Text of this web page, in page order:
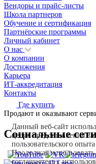
Вендоры и прайс-листы
Школа партнеров
Обучение и сертификация
Партнёрские программы
Личный кабинет
О нас
О компании
Достижения
Карьера
ИТ-аккредитация
Контакты
Где купить
Продают и оказывают
Социальные
Данный веб-сайт
целях предоставления
пользовательского
Продолжая
соглашаетесь с